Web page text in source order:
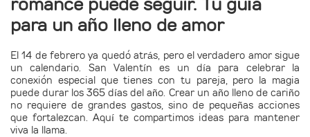
para un año lleno de amor
El 14 de febrero ya quedó atrás, pero el verdadero amor sigue
un calendario. San Valentín es un día para celebrar la
conexión especial que tienes con tu pareja, pero la magia
puede durar los 365 días del año. Crear un año lleno de cariño
no requiere de grandes gastos, sino de pequeñas acciones
que fortalezcan. Aquí te compartimos ideas para mantener
viva la llama.